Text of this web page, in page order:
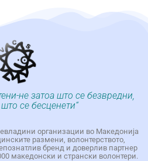
не затоа што се безвредни,
што се бесценети“
организации во Македонија
размени, волонтерството,
бренд и доверлив партнер
македонски и странски волонтери.